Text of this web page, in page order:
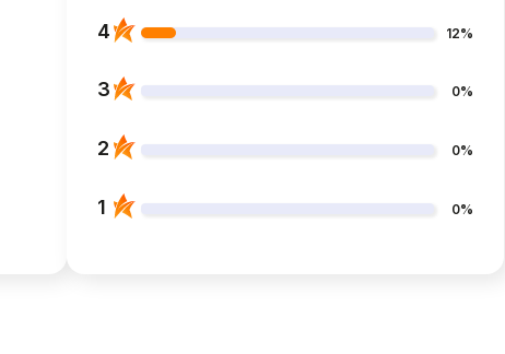
4 12%
3 0%
2 0%
1 0%